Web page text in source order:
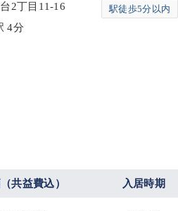
2丁目11-16
4分
駅徒歩5分以内
共益費込） 入居時期